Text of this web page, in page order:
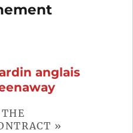
anglais
»